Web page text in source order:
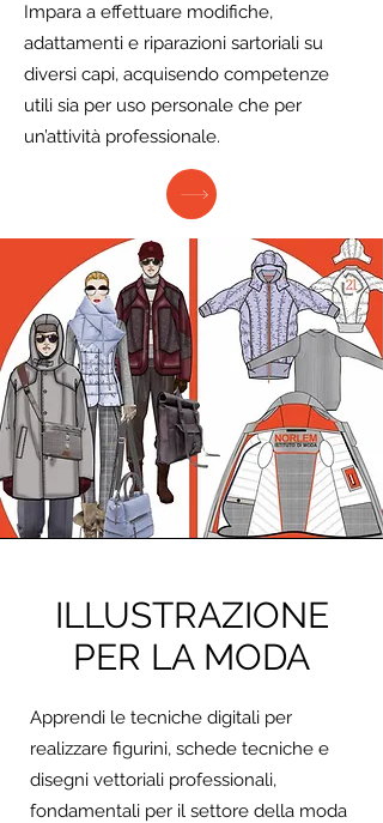
Impara a effettuare modifiche,
adattamenti e riparazioni sartoriali su
diversi capi, acquisendo competenze
utili sia per uso personale che per
un’attività professionale.
ILLUSTRAZIONE
PER LA MODA
Apprendi le tecniche digitali per
realizzare figurini, schede tecniche e
disegni vettoriali professionali,
fondamentali per il settore della moda